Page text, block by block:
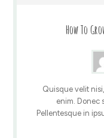
How To
Quisque velit
enim. Donec
Pellentesque in